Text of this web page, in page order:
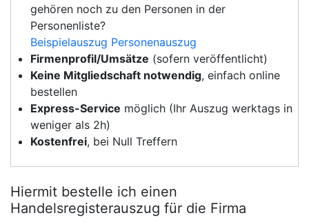
gehören noch zu den Personen in der
Personenliste?
Beispielauszug Personenauszug
Firmenprofil/Umsätze (sofern veröffentlicht)
Keine Mitgliedschaft notwendig, einfach online
bestellen
Express-Service möglich (Ihr Auszug werktags in
weniger als 2h)
Kostenfrei, bei Null Treffern
Hiermit bestelle ich einen
Handelsregisterauszug für die Firma